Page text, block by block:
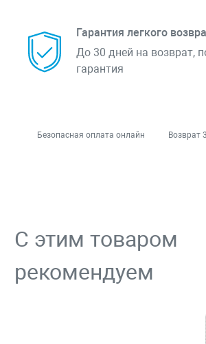
Гарантия легкого
До 30 дней на возврат,
гарантия
Безопасная оплата онлайн Возврат
С этим товаром
рекомендуем